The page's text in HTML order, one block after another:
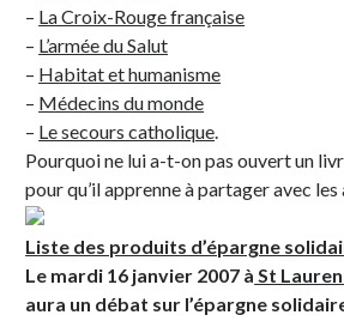
– La Croix-Rouge française
– L’armée du Salut
– Habitat et humanisme
– Médecins du monde
– Le secours catholique.
Pourquoi ne lui a-t-on pas ouvert un
pour qu’il apprenne à partager avec
Liste des produits d’épargne
Le mardi 16 janvier 2007 à St
aura un débat sur l’épargne